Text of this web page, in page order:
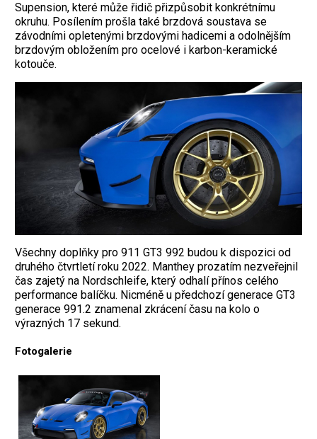
Supension, které může řidič přizpůsobit konkrétnímu
okruhu. Posílením prošla také brzdová soustava se
závodními opletenými brzdovými hadicemi a odolnějším
brzdovým obložením pro ocelové i karbon-keramické
kotouče.
Všechny doplňky pro 911 GT3 992 budou k dispozici od
druhého čtvrtletí roku 2022. Manthey prozatím nezveřejnil
čas zajetý na Nordschleife, který odhalí přínos celého
performance balíčku. Nicméně u předchozí generace GT3
generace 991.2 znamenal zkrácení času na kolo o
výrazných 17 sekund.
Fotogalerie